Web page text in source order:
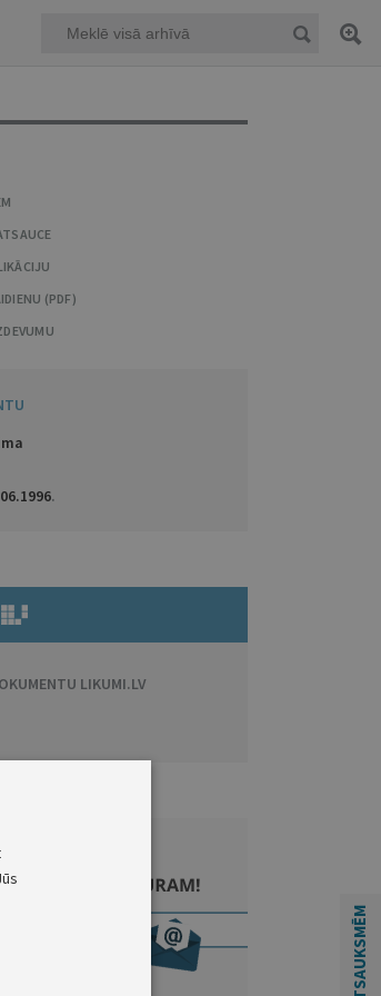
(PDF)
.
LIKUMI.LV
ATSAUKSMĒM